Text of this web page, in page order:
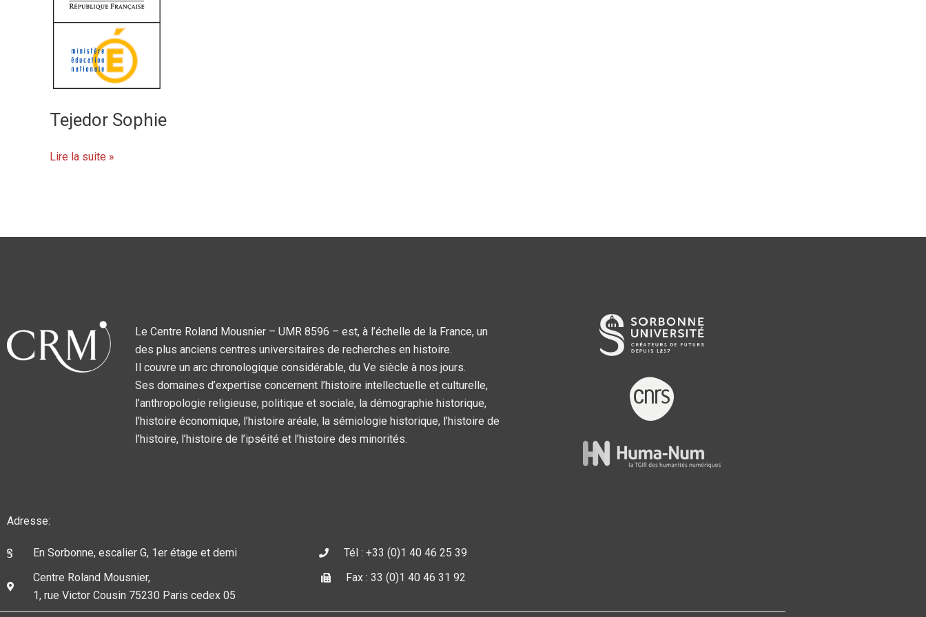
Tejedor Sophie
Lire la suite »
Le Centre Roland Mousnier – UMR 8596 – est, à l’échelle de la France, un
des plus anciens centres universitaires de recherches en histoire.
Il couvre un arc chronologique considérable, du Ve siècle à nos jours.
Ses domaines d’expertise concernent l’histoire intellectuelle et culturelle,
l’anthropologie religieuse, politique et sociale, la démographie historique,
l’histoire économique, l’histoire aréale, la sémiologie historique, l’histoire de
l’histoire, l’histoire de l’ipséité et l’histoire des minorités.
Adresse:
En Sorbonne, escalier G, 1er étage et demi
Centre Roland Mousnier,
1, rue Victor Cousin 75230 Paris cedex 05
Tél : +33 (0)1 40 46 25 39
Fax : 33 (0)1 40 46 31 92